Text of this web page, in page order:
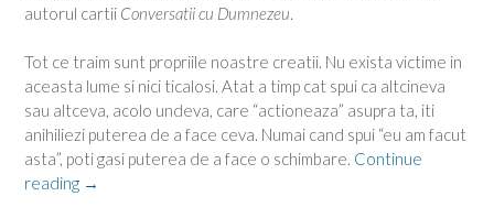
autorul cartii Conversatii cu Dumnezeu.
Tot ce traim sunt propriile noastre creatii. Nu exista victime in
aceasta lume si nici ticalosi. Atat a timp cat spui ca altcineva
sau altceva, acolo undeva, care “actioneaza” asupra ta, iti
anihiliezi puterea de a face ceva. Numai cand spui “eu am facut
asta”, poti gasi puterea de a face o schimbare. Continue
reading “Noi
→